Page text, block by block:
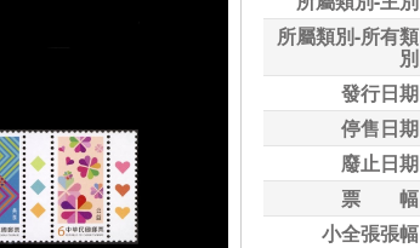
所屬類別-所有類
別
發行日期
停售日期
廢止日期
票 幅
小全張張幅